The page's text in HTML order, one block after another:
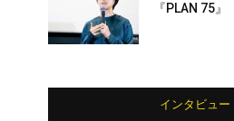
『PLAN 75』
インタビュー